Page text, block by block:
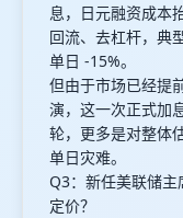
息，日元融资成本
回流、去杠杆，典
单日 -15%。
但由于市场已经提
演，这一次正式加
轮，更多是对整体
单日灾难。
Q3：新任美联储
定价？